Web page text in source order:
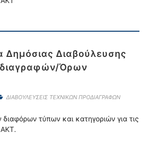
Δημόσιας Διαβούλευσης
Όρων
ΔΙΑΒΟΥΛΕΥΣΕΙΣ ΤΕΧΝΙΚΩΝ ΠΡΟΔΙΑΓΡΑΦΩΝ
τύπων και κατηγοριών για τις